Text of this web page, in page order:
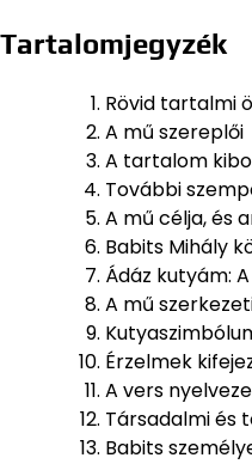
Tartalomjegyzék
Rövid tartalmi
A mű szereplői
A tartalom
További
A mű célja, és
Babits Mihály
Ádáz kutyám:
A mű
Érzelmek
A vers
Társadalmi és
Babits